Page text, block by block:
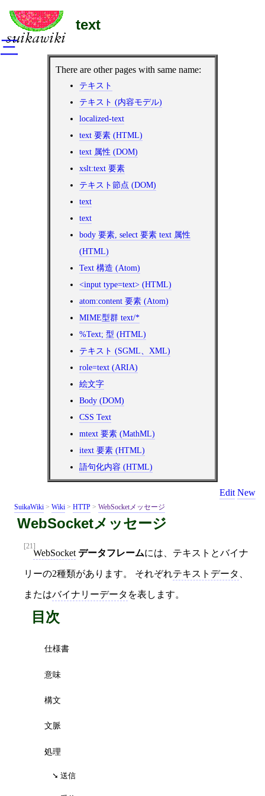
text
There are other pages with same name:
テキスト
テキスト (内容モデル)
localized-text
text 要素 (HTML)
text 属性 (DOM)
xslt:text 要素
テキスト節点 (DOM)
text
text
body 要素, select 要素 text 属性
(HTML)
Text 構造 (Atom)
<input type=text> (HTML)
atom:content 要素 (Atom)
MIME型群 text/*
%Text; 型 (HTML)
テキスト (SGML、XML)
role=text (ARIA)
絵文字
Body (DOM)
CSS Text
mtext 要素 (MathML)
itext 要素 (HTML)
語句化内容 (HTML)
Edit New
SuikaWiki > Wiki > HTTP > WebSocketメッセージ
WebSocketメッセージ
[21]
WebSocket データフレームには、テキストとバイナ
リーの2種類があります。 それぞれテキストデータ
またはバイナリーデータ を表します。
目次
仕様書
意味
構文
文脈
処理
送信
三